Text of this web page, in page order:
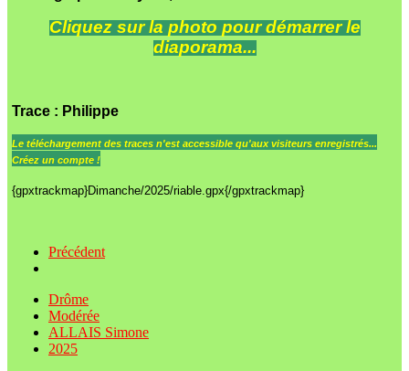
Cliquez sur la photo pour démarrer le
diaporama...
Trace : Philippe
Le téléchargement des traces n'est accessible qu'aux visiteurs enregistrés...
Créez un compte !
{gpxtrackmap}Dimanche/2025/riable.gpx{/gpxtrackmap}
Précédent
Drôme
Modérée
ALLAIS Simone
2025